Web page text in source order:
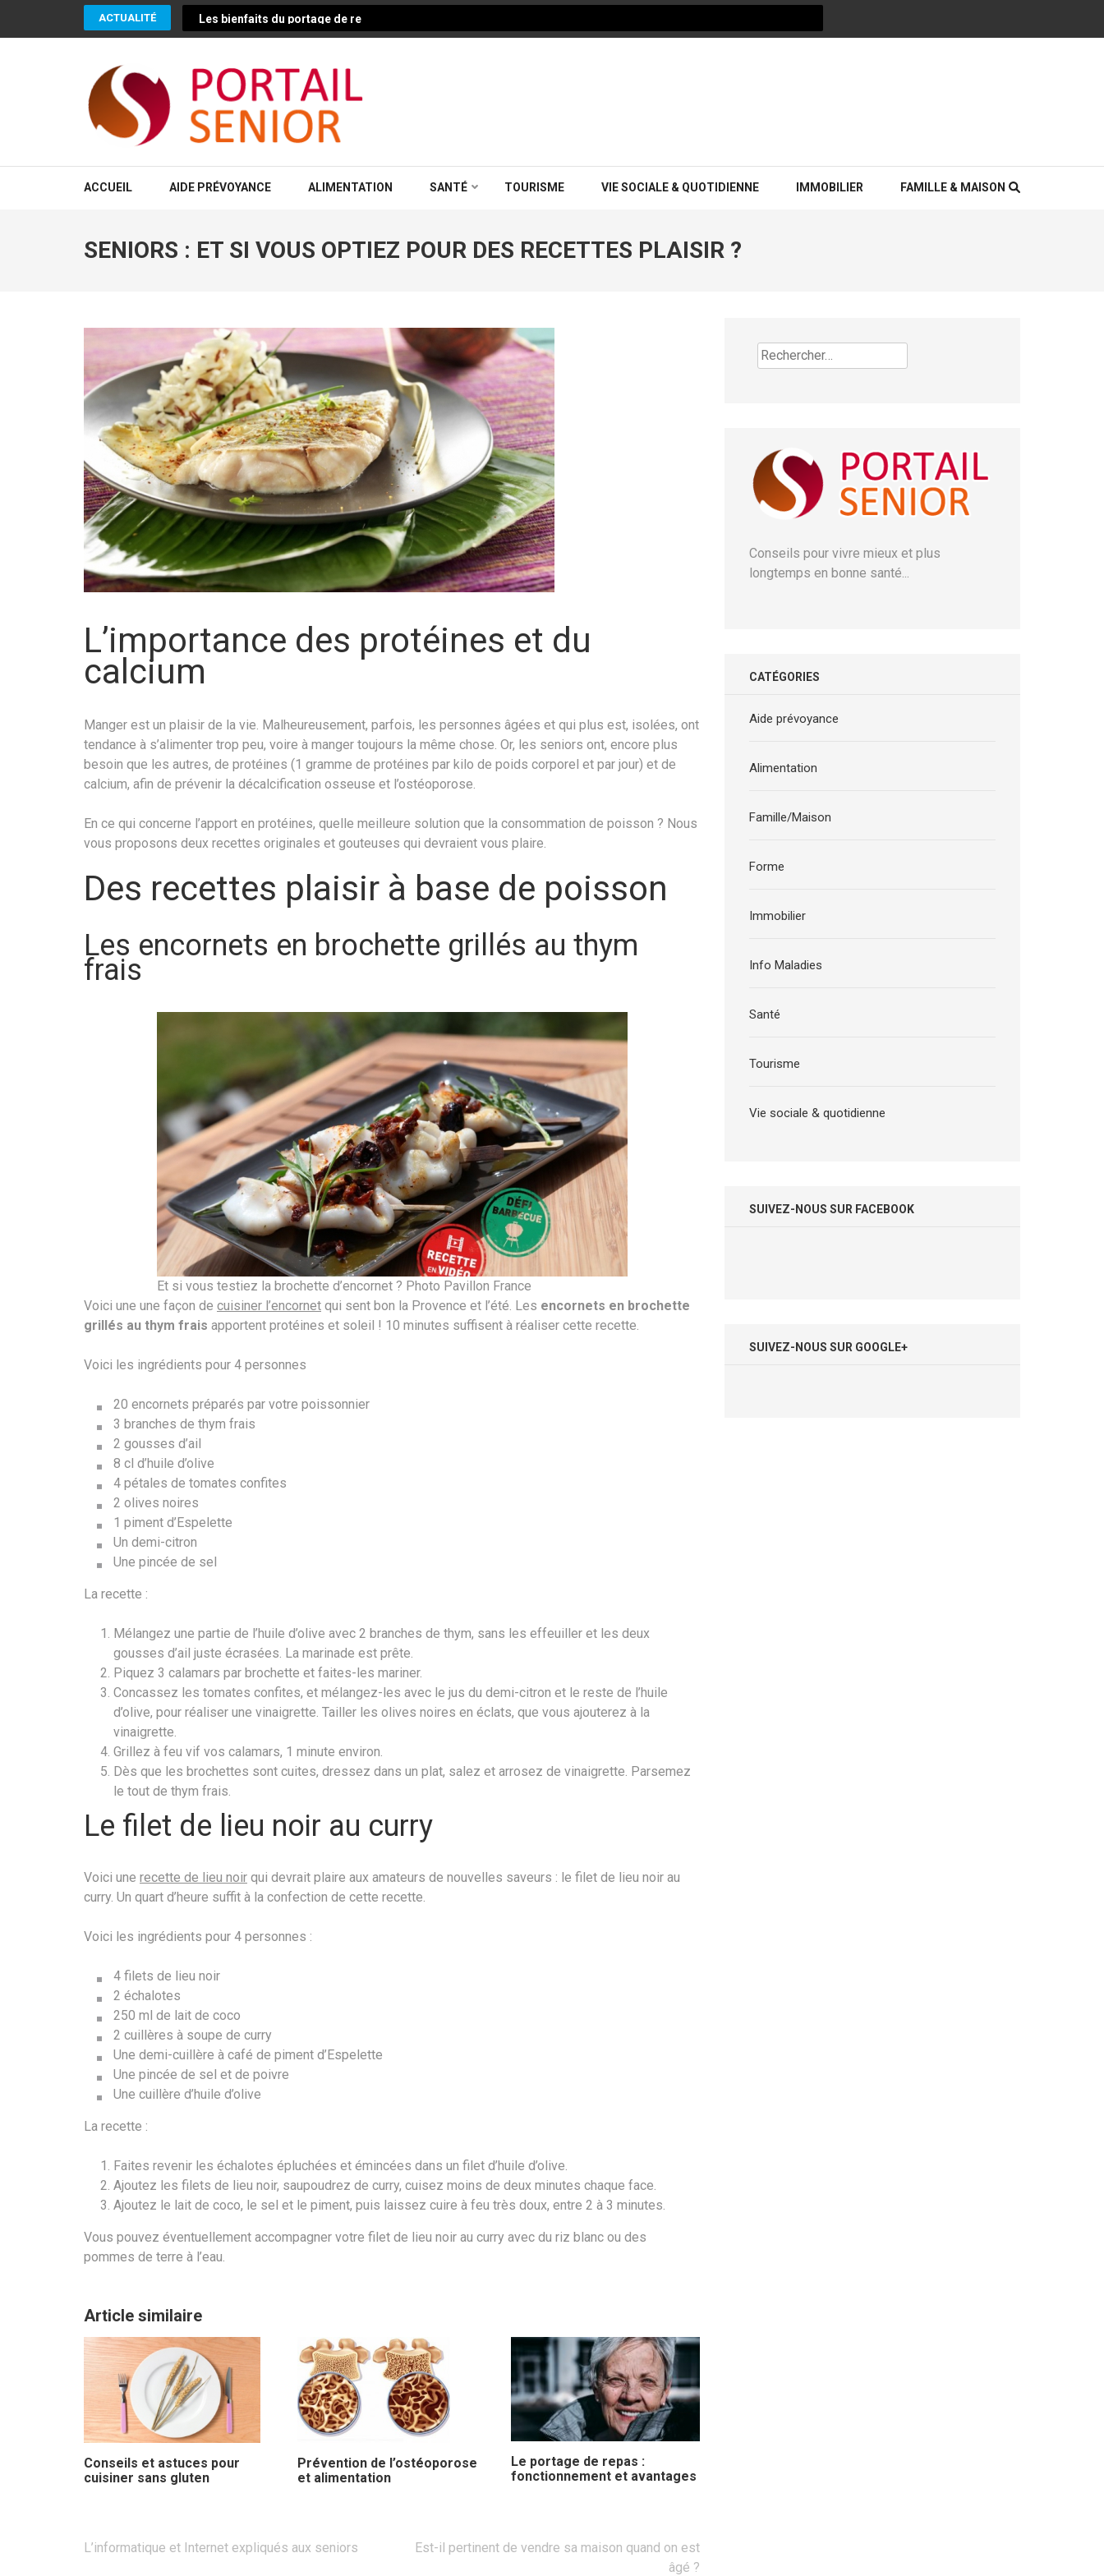
ACTUALITÉ Les bienfaits du portage de repas pour les seniors : une solution pratique pour bien manger
PORTAIL SENIOR
ACCUEIL AIDE PRÉVOYANCE ALIMENTATION SANTÉ TOURISME VIE SOCIALE & QUOTIDIENNE IMMOBILIER FAMILLE & MAISON
SENIORS : ET SI VOUS OPTIEZ POUR DES RECETTES PLAISIR ?
L’importance des protéines et du
calcium
Manger est un plaisir de la vie. Malheureusement, parfois, les personnes âgées et qui plus est, isolées, ont
tendance à s’alimenter trop peu, voire à manger toujours la même chose. Or, les seniors ont, encore plus
besoin que les autres, de protéines (1 gramme de protéines par kilo de poids corporel et par jour) et de
calcium, afin de prévenir la décalcification osseuse et l’ostéoporose.
En ce qui concerne l’apport en protéines, quelle meilleure solution que la consommation de poisson ? Nous
vous proposons deux recettes originales et gouteuses qui devraient vous plaire.
Des recettes plaisir à base de poisson
Les encornets en brochette grillés au thym
frais
Et si vous testiez la brochette d’encornet ? Photo Pavillon France
Voici une une façon de cuisiner l’encornet qui sent bon la Provence et l’été. Les encornets en brochette
grillés au thym frais apportent protéines et soleil ! 10 minutes suffisent à réaliser cette recette.
Voici les ingrédients pour 4 personnes
20 encornets préparés par votre poissonnier
3 branches de thym frais
2 gousses d’ail
8 cl d’huile d’olive
4 pétales de tomates confites
2 olives noires
1 piment d’Espelette
Un demi-citron
Une pincée de sel
La recette :
Mélangez une partie de l’huile d’olive avec 2 branches de thym, sans les effeuiller et les deux
gousses d’ail juste écrasées. La marinade est prête.
Piquez 3 calamars par brochette et faites-les mariner.
Concassez les tomates confites, et mélangez-les avec le jus du demi-citron et le reste de l’huile
d’olive, pour réaliser une vinaigrette. Tailler les olives noires en éclats, que vous ajouterez à la
vinaigrette.
Grillez à feu vif vos calamars, 1 minute environ.
Dès que les brochettes sont cuites, dressez dans un plat, salez et arrosez de vinaigrette. Parsemez
le tout de thym frais.
Le filet de lieu noir au curry
Voici une recette de lieu noir qui devrait plaire aux amateurs de nouvelles saveurs : le filet de lieu noir au
curry. Un quart d’heure suffit à la confection de cette recette.
Voici les ingrédients pour 4 personnes :
4 filets de lieu noir
2 échalotes
250 ml de lait de coco
2 cuillères à soupe de curry
Une demi-cuillère à café de piment d’Espelette
Une pincée de sel et de poivre
Une cuillère d’huile d’olive
La recette :
Faites revenir les échalotes épluchées et émincées dans un filet d’huile d’olive.
Ajoutez les filets de lieu noir, saupoudrez de curry, cuisez moins de deux minutes chaque face.
Ajoutez le lait de coco, le sel et le piment, puis laissez cuire à feu très doux, entre 2 à 3 minutes.
Vous pouvez éventuellement accompagner votre filet de lieu noir au curry avec du riz blanc ou des
pommes de terre à l’eau.
Article similaire
Conseils et astuces pour
cuisiner sans gluten
Prévention de l’ostéoporose
et alimentation
Le portage de repas :
fonctionnement et avantages
Navigation
L’informatique et Internet expliqués aux seniors
Est-il pertinent de vendre sa maison quand on est
âgé ?
Rechercher :
Conseils pour vivre mieux et plus
longtemps en bonne santé...
CATÉGORIES
Aide prévoyance
Alimentation
Famille/Maison
Forme
Immobilier
Info Maladies
Santé
Tourisme
Vie sociale & quotidienne
SUIVEZ-NOUS SUR FACEBOOK
SUIVEZ-NOUS SUR GOOGLE+